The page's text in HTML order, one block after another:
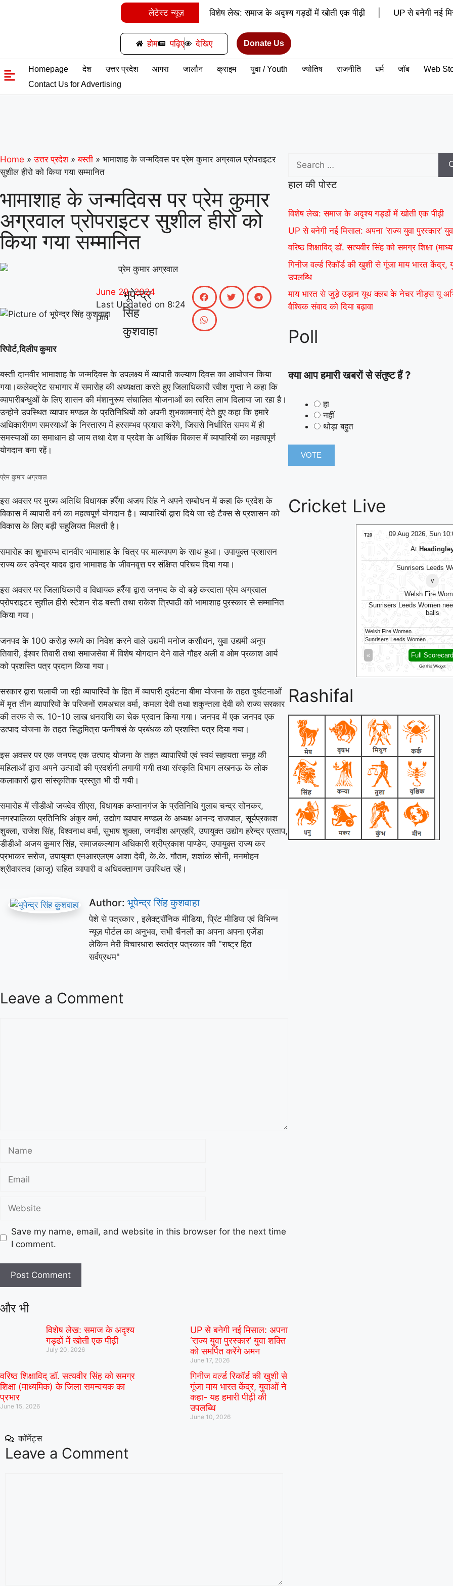
लेटेस्ट न्यूज़ विशेष लेख: समाज के अदृश्य गड्ढों में खोती एक पीढ़ी UP से बनेगी नई
को समर्पित करेंगे अमन |
गिनीज वर्ल्ड रिकॉर्ड की खुशी से गूंजा माय भारत केंद्र, युवाओं ने कहा- यह हमारी
उड़ान यूथ क्लब के नेचर नीड्स यू अभियान ने पर्यावरण अनुकूल जीवनशैली पर वैश्विक
के विश्व रिकॉर्ड समारोह में जब दिखे बागपत के अमन, गर्व से भर उठा यूपी |
होम पढ़िए देखिए Donate Us
Homepage देश उत्तर प्रदेश आगरा जालौन क्राइम युवा / Youth ज्योतिष राजनीति धर्म जॉब Web
Contact Us for Advertising
Home » उत्तर प्रदेश » बस्ती » भामाशाह के जन्मदिवस पर प्रेम कुमार अग्रवाल प्रोपराइटर
सुशील हीरो को किया गया सम्मानित
भामाशाह के जन्मदिवस पर प्रेम कुमार
अग्रवाल प्रोपराइटर सुशील हीरो को
किया गया सम्मानित
भूपेन्द्र
सिंह
कुशवाहा
June 29, 2024
Last Updated on 8:24
pm
रिपोर्ट,दिलीप कुमार
बस्ती दानवीर भामाशाह के जन्मदिवस के उपलक्ष्य में व्यापारी कल्याण दिवस का आयोजन किया
गया।कलेक्ट्रेट सभागार में समारोह की अध्यक्षता करते हुए जिलाधिकारी रवीश गुप्ता ने कहा कि
व्यापारीबन्धुओं के लिए शासन की मंशानुरूप संचालित योजनाओं का त्वरित लाभ दिलाया जा रहा है।
उन्होने उपस्थित व्यापार मण्डल के प्रतिनिधियों को अपनी शुभकामनाएं देते हुए कहा कि हमारे
अधिकारीगण समस्याओं के निस्तारण में हरसम्भव प्रयास करेंगे, जिससे निर्धारित समय में ही
समस्याओं का समाधान हो जाय तथा देश व प्रदेश के आर्थिक विकास में व्यापारियों का महत्वपूर्ण
योगदान बना रहें।
प्रेम कुमार अग्रवाल
इस अवसर पर मुख्य अतिथि विधायक हर्रैया अजय सिंह ने अपने सम्बोधन में कहा कि प्रदेश के
विकास में व्यापारी वर्ग का महत्वपूर्ण योगदान है। व्यापारियों द्वारा दिये जा रहे टैक्स से प्रशासन को
विकास के लिए बड़ी सहुलियत मिलती है।
समारोह का शुभारम्भ दानवीर भामाशाह के चित्र पर माल्यापण के साथ हुआ। उपायुक्त प्रशासन
राज्य कर उपेन्द्र यादव द्वारा भामाशह के जीवनवृत्त पर संक्षिप्त परिचय दिया गया।
इस अवसर पर जिलाधिकारी व विधायक हर्रैया द्वारा जनपद के दो बड़े करदाता प्रेम अग्रवाल
प्रोपराइटर सुशील हीरो स्टेशन रोड बस्ती तथा राकेश त्रिपाठी को भामाशाह पुरस्कार से सम्मानित
किया गया।
जनपद के 100 करोड़ रूपये का निवेश करने वाले उद्यमी मनोज कसौधन, युवा उद्यमी अनूप
तिवारी, ईश्वर तिवारी तथा समाजसेवा में विशेष योगदान देने वाले गौहर अली व ओम प्रकाश आर्य
को प्रशस्ति पत्र प्रदान किया गया।
सरकार द्वारा चलायी जा रही व्यापारियों के हित में व्यापारी दुर्घटना बीमा योजना के तहत दुर्घटनाओं
में मृत तीन व्यापारियों के परिजनों रामअचल वर्मा, कमला देवी तथा शकुन्तला देवी को राज्य सरकार
की तरफ से रू. 10-10 लाख धनराशि का चेक प्रदान किया गया। जनपद में एक जनपद एक
उत्पाद योजना के तहत सिद्धमित्रा फर्नीचर्स के प्रबंधक को प्रशस्ति पत्र दिया गया।
इस अवसर पर एक जनपद एक उत्पाद योजना के तहत व्यापारियों एवं स्वयं सहायता समूह की
महिलाओं द्वारा अपने उत्पादों की प्रदर्शनी लगायी गयी तथा संस्कृति विभाग लखनऊ के लोक
कलाकारों द्वारा सांस्कृतिक प्रस्तुत भी दी गयी।
समारोह में सीडीओ जयदेव सीएस, विधायक कप्तानगंज के प्रतिनिधि गुलाब चन्द्र सोनकर,
नगरपालिका प्रतिनिधि अंकुर वर्मा, उद्योग व्यापार मण्डल के अध्यक्ष आनन्द राजपाल, सूर्यप्रकाश
शुक्ला, राजेश सिंह, विश्वनाथ वर्मा, सुभाष शुक्ला, जगदीश अग्रहरि, उपायुक्त उद्योग हरेन्द्र प्रताप,
डीडीओ अजय कुमार सिंह, समाजकल्याण अधिकारी श्रीप्रकाश पाण्डेय, उपायुक्त राज्य कर
प्रभाकर सरोज, उपायुक्त एनआरएलएम आशा देवी, के.के. गौतम, शशांक सोनी, मनमोहन
श्रीवास्तव (काजू) सहित व्यापारी व अधिवक्तागण उपस्थित रहें।
Author: भूपेन्द्र सिंह कुशवाहा
पेशे से पत्रकार , इलेक्ट्रॉनिक मीडिया, प्रिंट मीडिया एवं विभिन्न
न्यूज़ पोर्टल का अनुभव, सभी चैनलों का अपना अपना एजेंडा
लेकिन मेरी विचारधारा स्वतंत्र पत्रकार की "राष्ट्र हित
सर्वप्रथम"
Leave a Comment
Save my name, email, and website in this browser for the next time
I comment.
और भी
विशेष लेख: समाज के अदृश्य
गड्ढों में खोती एक पीढ़ी
July 20, 2026
UP से बनेगी नई मिसाल: अपना
‘राज्य युवा पुरस्कार’ युवा शक्ति
को समर्पित करेंगे अमन
June 17, 2026
वरिष्ठ शिक्षाविद् डॉ. सत्यवीर सिंह को समग्र
शिक्षा (माध्यमिक) के जिला समन्वयक का
प्रभार
June 15, 2026
गिनीज वर्ल्ड रिकॉर्ड की खुशी से
गूंजा माय भारत केंद्र, युवाओं ने
कहा- यह हमारी पीढ़ी की
उपलब्धि
June 10, 2026
हाल की पोस्ट
विशेष लेख: समाज के अदृश्य गड्ढों में खोती एक पीढ़ी
UP से बनेगी नई मिसाल: अपना ‘राज्य युवा पुरस्कार’
वरिष्ठ शिक्षाविद् डॉ. सत्यवीर सिंह को समग्र शिक्षा
गिनीज वर्ल्ड रिकॉर्ड की खुशी से गूंजा माय भारत केंद्र,
उपलब्धि
माय भारत से जुड़े उड़ान यूथ क्लब के नेचर नीड्स यू
वैश्विक संवाद को दिया बढ़ावा
Poll
क्या आप हमारी खबरों से संतुष्ट हैं ?
हा
नहीं
थोड़ा बहुत
Cricket Live
AtLord's
v
« »
Full Scorecard
AtHeadingley
Welsh Fire Women
Sunrisers Leeds Women need 87 runs in 78
Sunrisers Leeds Women
« Full Scorecard
09 Aug 2026, Sun
ODI
AtCounty
Derbyshire v
Derbyshire opt to
Middlesex
« Full Scorecard
Get this Widget
Rashifal
कॉमेंट्स
Leave a Comment